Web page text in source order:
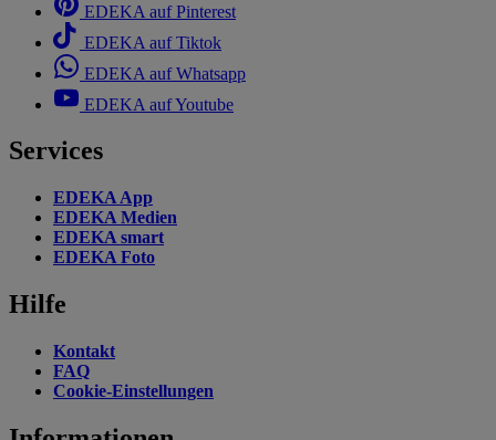
EDEKA auf Pinterest
EDEKA auf Tiktok
EDEKA auf Whatsapp
EDEKA auf Youtube
Services
EDEKA App
EDEKA Medien
EDEKA smart
EDEKA Foto
Hilfe
Kontakt
FAQ
Cookie-Einstellungen